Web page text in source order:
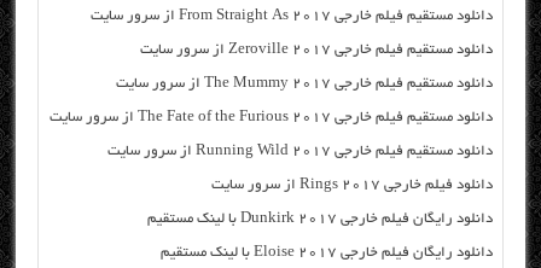
دانلود مستقیم فیلم خارجی From Straight As 2017 از سرور سایت
دانلود مستقیم فیلم خارجی Zeroville 2017 از سرور سایت
دانلود مستقیم فیلم خارجی The Mummy 2017 از سرور سایت
دانلود مستقیم فیلم خارجی The Fate of the Furious 2017 از سرور سایت
دانلود مستقیم فیلم خارجی Running Wild 2017 از سرور سایت
دانلود فیلم خارجی Rings 2017 از سرور سایت
دانلود رایگان فیلم خارجی Dunkirk 2017 با لینک مستقیم
دانلود رایگان فیلم خارجی Eloise 2017 با لینک مستقیم